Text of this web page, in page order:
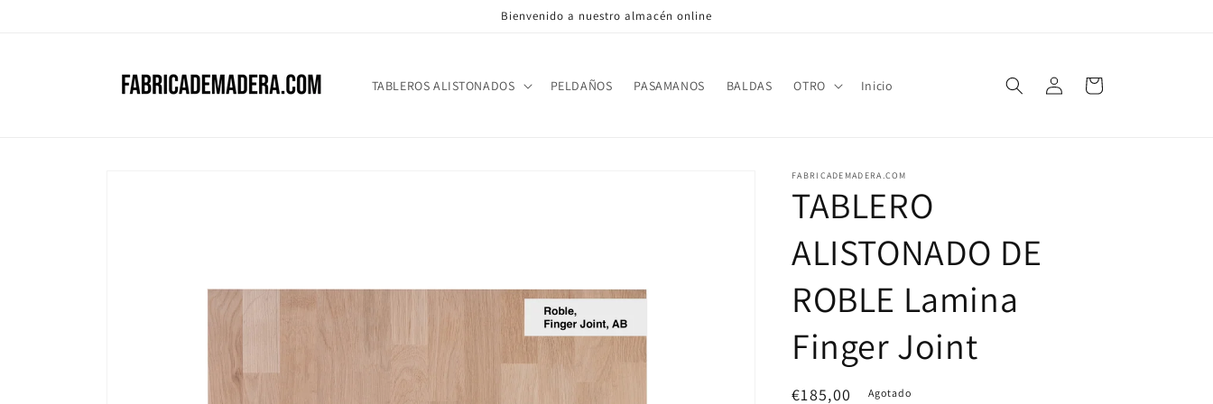
Bienvenido a nuestro almacén online
TABLEROS ALISTONADOS PELDAÑOS PASAMANOS BALDAS OTRO Inicio
sesión
Carrito
FABRICADEMADERA.COM
TABLERO
ALISTONADO DE
ROBLE Lamina
Finger Joint
Precio
€185,00 Agotado